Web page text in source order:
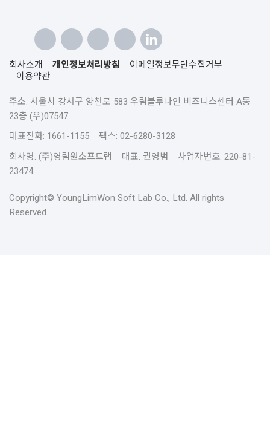
회사소개 개인정보처리방침
이메일정보무단수집거부
이용약관
주소: 서울시 강서구 양천로 583 우림블루나인 비즈니스센터 A동
23층 (우)07547
대표전화: 1661-1155 팩스: 02-6280-3128
회사명: (주)영림원소프트랩 대표: 권영범 사업자번호: 220-81-
23474
Copyright© YoungLimWon Soft Lab Co., Ltd. All rights
Reserved.